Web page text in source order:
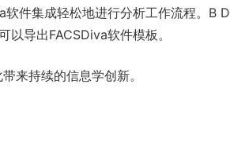
件集成轻松地进行分析工作流程。B D
导出FACSDiva软件模板。
来持续的信息学创新。